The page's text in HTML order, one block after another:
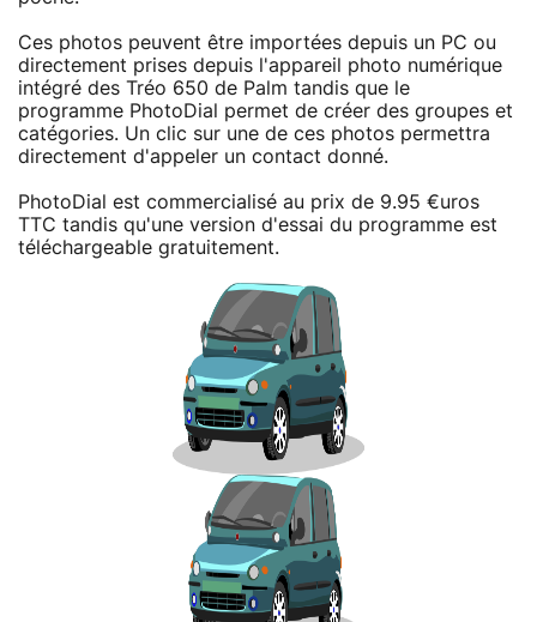
Ces photos peuvent être importées depuis un PC ou
directement prises depuis l'appareil photo numérique
intégré des Tréo 650 de Palm tandis que le
programme PhotoDial permet de créer des groupes et
catégories. Un clic sur une de ces photos permettra
directement d'appeler un contact donné.
PhotoDial est commercialisé au prix de 9.95 €uros
TTC tandis qu'une version d'essai du programme est
téléchargeable gratuitement.